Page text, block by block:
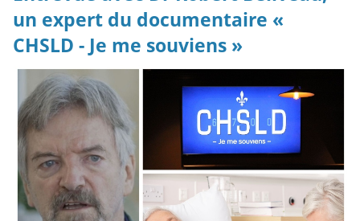
un expert du documentaire «
CHSLD - Je me souviens »